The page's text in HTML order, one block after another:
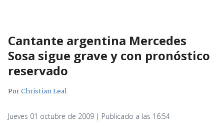
Cantante argentina Mercedes
Sosa sigue grave y con pronóstico
reservado
PorChristian Leal
Jueves 01 octubre de 2009 | Publicado a las 16:54